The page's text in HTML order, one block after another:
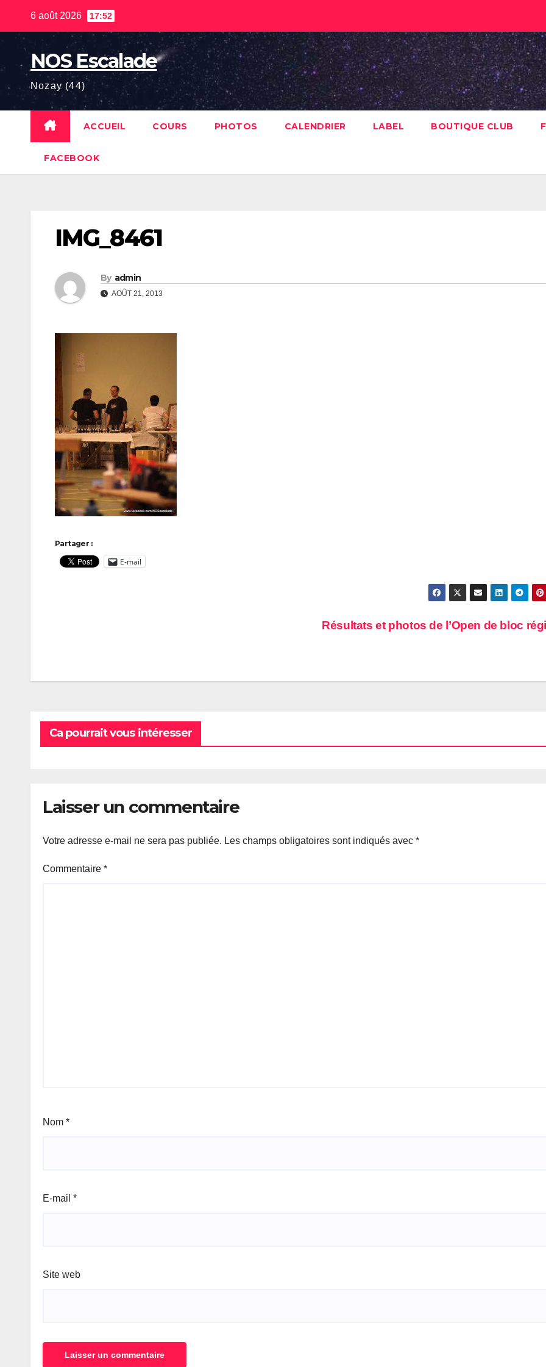
6 août 2026 17:52
NOS Escalade
Nozay (44)
ACCUEIL COURS PHOTOS CALENDRIER LABEL BOUTIQUE CLUB
FACEBOOK
IMG_8461
By admin
AOÛT 21, 2013
Partager :
E-mail
l’article
Résultats et photos de l’Open de bloc
Ca pourrait vous intéresser
Laisser un commentaire
Votre adresse e-mail ne sera pas publiée. Les champs obligatoires sont indiqués avec *
Commentaire *
Nom *
E-mail *
Site web